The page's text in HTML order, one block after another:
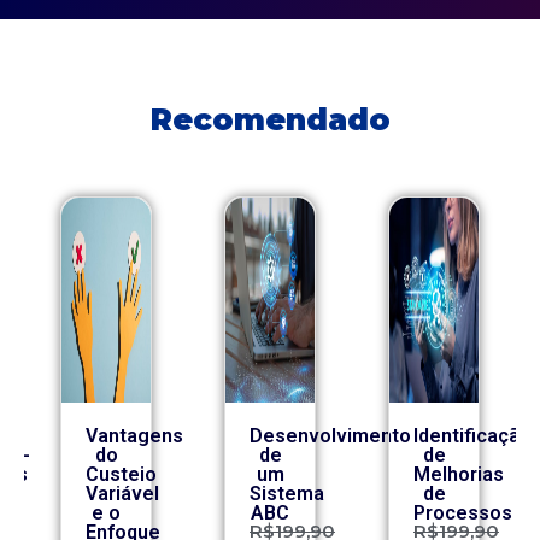
Recomendado
Vantagens
do
Custeio
Variável
e o
Enfoque
Desenvolvimento
de
um
Sistema
ABC
R$199,90
Identificação
de
Melhorias
de
Processos
R$199,90